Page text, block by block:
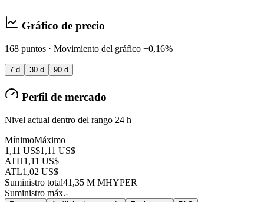
Gráfico de precio
168 puntos · Movimiento del gráfico +0,16%
7 d 30 d 90 d
Perfil de mercado
Nivel actual dentro del rango 24 h
MínimoMáximo
1,11 US$1,11 US$
ATH1,11 US$
ATL1,02 US$
Suministro total41,35 M MHYPER
Suministro máx.-